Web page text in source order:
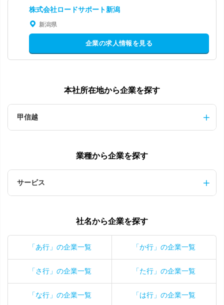
株式会社ロードサポート新潟
新潟県
企業の求人情報を見る
本社所在地から企業を探す
甲信越
業種から企業を探す
サービス
社名から企業を探す
「あ行」の企業一覧 「か行」の企業一覧
「さ行」の企業一覧 「た行」の企業一覧
「な行」の企業一覧 「は行」の企業一覧